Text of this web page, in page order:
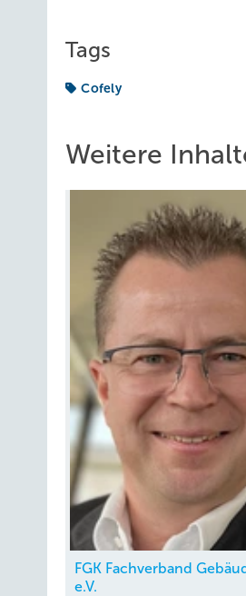
Tags
Cofely
Weitere
FGK Fachverband
e.V.